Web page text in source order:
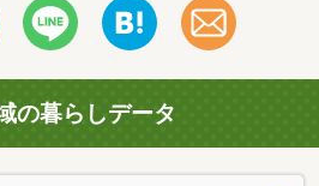
の暮らしデータ